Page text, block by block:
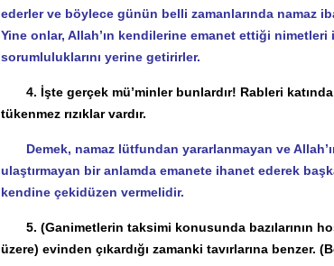
ederler ve böylece günün belli zamanlarında namaz
Yine onlar, Allah’ın kendilerine emanet ettiği
sorumluluklarını yerine getirirler.
4. İşte gerçek mü’minler bunlardır! Rableri
tükenmez rızıklar vardır.
Demek, namaz lütfundan yararlanmayan ve
ulaştırmayan bir anlamda emanete ihanet ederek
kendine çekidüzen vermelidir.
5. (Ganimetlerin taksimi konusunda bazılarının
üzere) evinden çıkardığı zamanki tavırlarına